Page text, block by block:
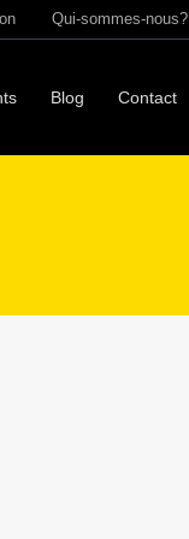
Qui-sommes-nous?
Blog Contact